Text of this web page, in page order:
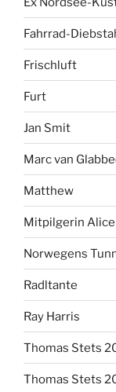
Fahrrad-
Frischluft
Furt
Jan Smit
Marc van
Matthew
Mitpilgerin Alice
Norwegens
Radltante
Ray Harris
Thomas Stets
Thomas Stets